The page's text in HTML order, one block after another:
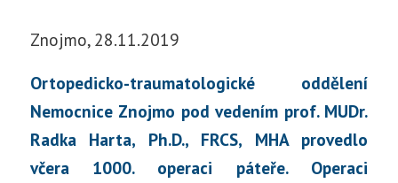
Znojmo, 28.11.2019
Ortopedicko-traumatologické oddělení
Nemocnice Znojmo pod vedením prof. MUDr.
Radka Harta, Ph.D., FRCS, MHA provedlo
včera 1000. operaci páteře. Operaci